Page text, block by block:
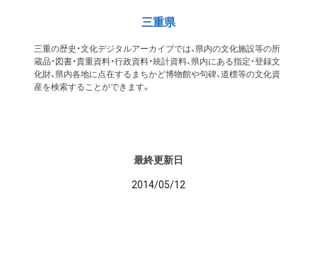
三重県
三重の歴史・文化デジタルアーカイブでは、県内の文化施設等の所
蔵品・図書・貴重資料・行政資料・統計資料、県内にある指定・登録文
化財、県内各地に点在するまちかど博物館や句碑、道標等の文化資
産を検索することができます。
最終更新日
2014/05/12